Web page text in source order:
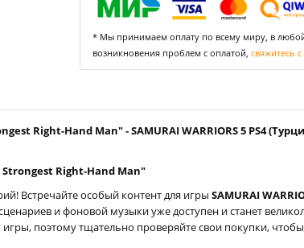
* Мы принимаем оплату по всему миру, в любой
возникновения проблем с оплатой, свяжитесь
Right-Hand Man" - SAMURAI WARRIORS 5 PS4
Strongest Right-Hand Man"
Встречайте особый контент для игры SAMURAI
и фоновой музыки уже доступен и станет
поэтому тщательно проверяйте свои покупки,